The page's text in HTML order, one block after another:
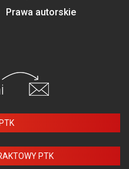
Prawa autorskie
PTK